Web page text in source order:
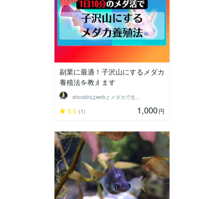
副業に最適！子沢山にするメダカ
養殖法を教えます
shoxichiはwebとメダカで生きる
5.0 (1) 1,000円